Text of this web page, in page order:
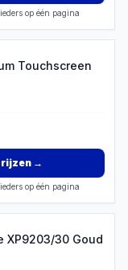
op één pagina
Touchscreen
→
op één pagina
XP9203/30 Goud